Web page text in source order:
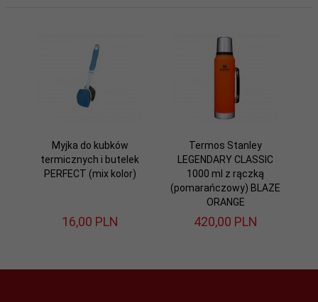
Myjka do kubków
termicznych i butelek
PERFECT (mix kolor)
16,00 PLN
Termos Stanley
LEGENDARY CLASSIC
1000 ml z rączką
(pomarańczowy) BLAZE
ORANGE
420,00 PLN